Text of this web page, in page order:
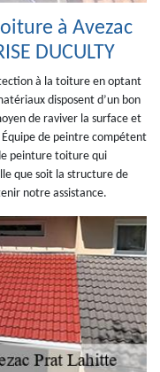
à Avezac
DUCULTY
à la toiture en optant
disposent d’un bon
de raviver la surface et
de peintre compétent
de peinture toiture qui
que soit la structure de
notre assistance.